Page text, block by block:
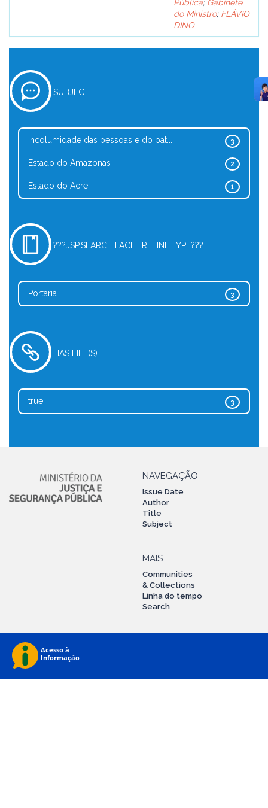
Pública; Gabinete
do Ministro; FLÁVIO
DINO
SUBJECT
3
Incolumidade das pessoas e do pat...
2
Estado do Amazonas
1
Estado do Acre
???JSP.SEARCH.FACET.REFINE.TYPE???
3
Portaria
HAS FILE(S)
3
true
NAVEGAÇÃO
Issue Date
Author
Title
Subject
MAIS
Communities
& Collections
Linha do tempo
Search